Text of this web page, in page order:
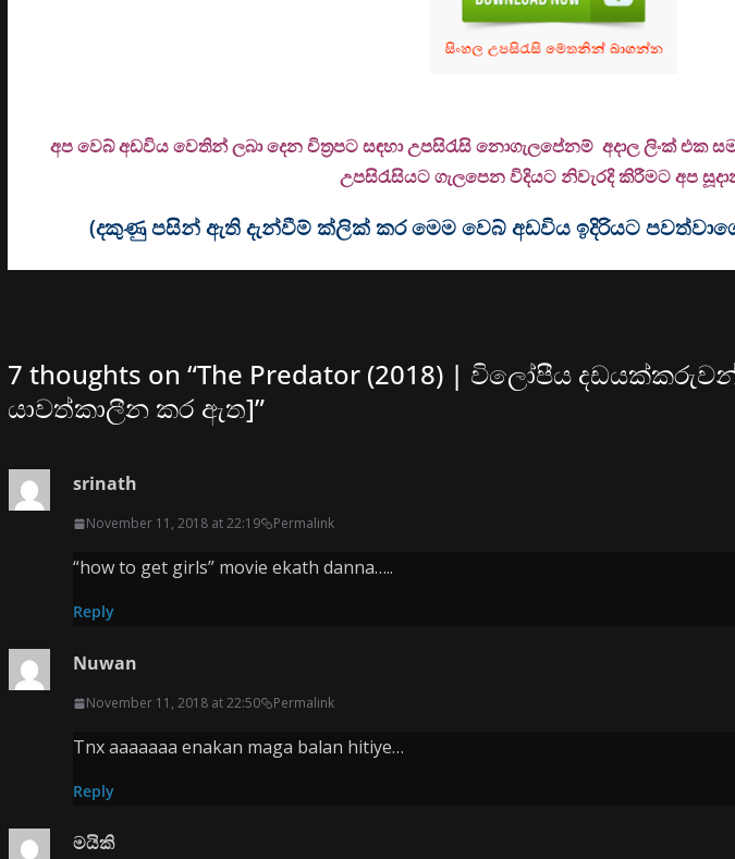
අප වෙබ් අඩවිය වෙතින් ලබා දෙන චිත්‍රපට සඳහා උපසිරැසි නොගැලපේනම් අදාල ලිංක් එක
උපසිරැසියට ගැලපෙන විදියට නිවැරදි කිරීමට අප
(දකුණු පසින් ඇති දැන්වීම් ක්ලික් කර මෙම වෙබ් අඩවිය ඉදිරියට
7 thoughts on “The Predator (2018) | විලෝපීය
යාවත්කාලීන කර ඇත]”
srinath
November 11, 2018 at 22:19 Permalink
“how to get girls” movie ekath danna…..
Reply
Nuwan
November 11, 2018 at 22:50 Permalink
Tnx aaaaaaa enakan maga balan hitiye…
Reply
මයිකි